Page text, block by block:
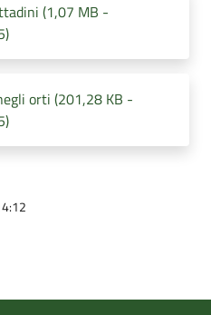
(1,07 MB -
orti (201,28 KB -